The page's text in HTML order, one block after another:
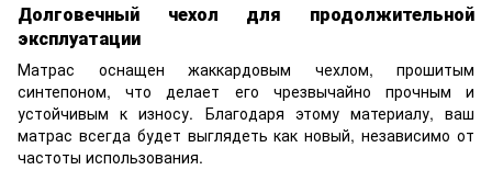
Долговечный чехол для продолжительной
эксплуатации
Матрас оснащен жаккардовым чехлом, прошитым
синтепоном, что делает его чрезвычайно прочным и
устойчивым к износу. Благодаря этому материалу, ваш
матрас всегда будет выглядеть как новый, независимо от
частоты использования.